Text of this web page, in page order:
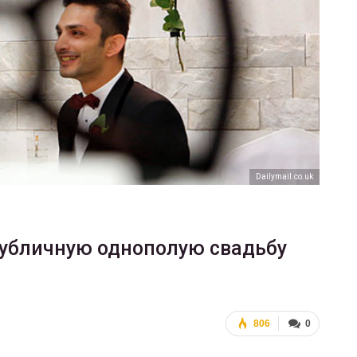
Dailymail.co.uk
однополую свадьбу
0
806
ФОТО
В Берлине отпраздновали
легализацию гей-браков
ГЕЙ-АЛЬЯНС УКРАИНА Июл 2, 2017 0